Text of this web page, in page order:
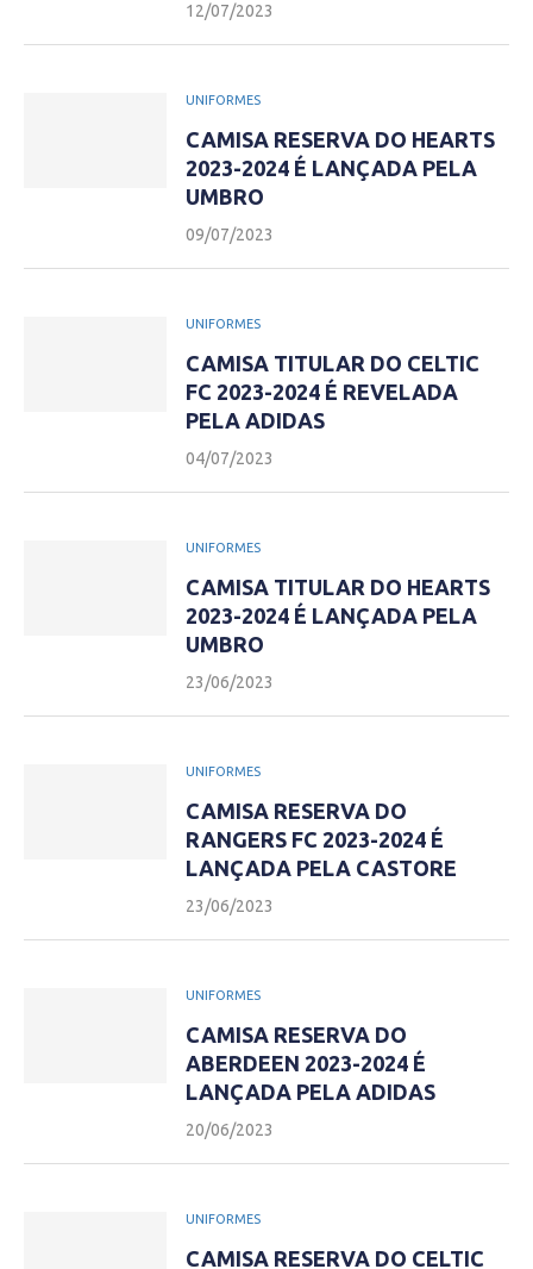
12/07/2023
UNIFORMES
CAMISA RESERVA DO HEARTS
2023-2024 É LANÇADA PELA
UMBRO
09/07/2023
UNIFORMES
CAMISA TITULAR DO CELTIC
FC 2023-2024 É REVELADA
PELA ADIDAS
04/07/2023
UNIFORMES
CAMISA TITULAR DO HEARTS
2023-2024 É LANÇADA PELA
UMBRO
23/06/2023
UNIFORMES
CAMISA RESERVA DO
RANGERS FC 2023-2024 É
LANÇADA PELA CASTORE
23/06/2023
UNIFORMES
CAMISA RESERVA DO
ABERDEEN 2023-2024 É
LANÇADA PELA ADIDAS
20/06/2023
UNIFORMES
CAMISA RESERVA DO CELTIC